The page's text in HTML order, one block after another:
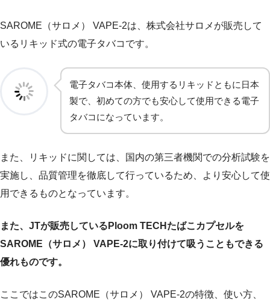
SAROME（サロメ） VAPE-2は、株式会社サロメが販売して
いるリキッド式の電子タバコです。
電子タバコ本体、使用するリキッドともに日本
製で、初めての方でも安心して使用できる電子
タバコになっています。
また、リキッドに関しては、国内の第三者機関での分析試験を
実施し、品質管理を徹底して行っているため、より安心して使
用できるものとなっています。
また、JTが販売しているPloom TECHたばこカプセルを
SAROME（サロメ） VAPE-2に取り付けて吸うこともできる
優れものです。
ここではこのSAROME（サロメ） VAPE-2の特徴、使い方、